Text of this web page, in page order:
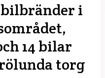
i
14 bilar
torg